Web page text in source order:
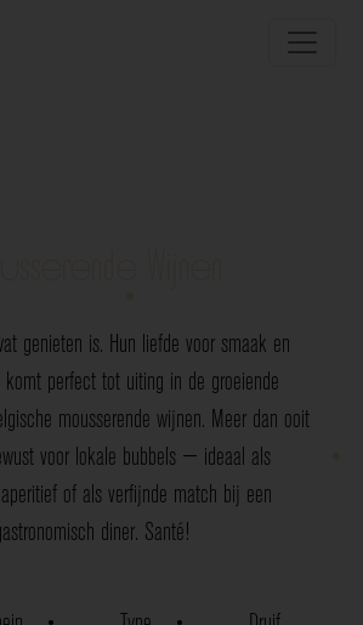
genieten is. Hun liefde voor smaak en
komt perfect tot uiting in de groeiende
mousserende wijnen. Meer dan ooit
voor lokale bubbels — ideaal als
of als verfijnde match bij een
diner. Santé!